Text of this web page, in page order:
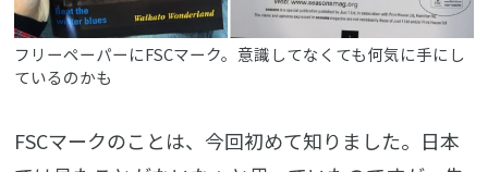
フリーペーパーにFSCマーク。意識してなくても何気に手にし
ているのかも
FSCマークのことは、今回初めて知りました。日本